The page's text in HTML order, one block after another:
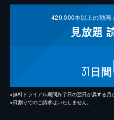
420,000本以上の動画
見放題
31 日間
※無料トライアル期間終了日の翌日が属する月
※日割りでのご請求はいたしません。